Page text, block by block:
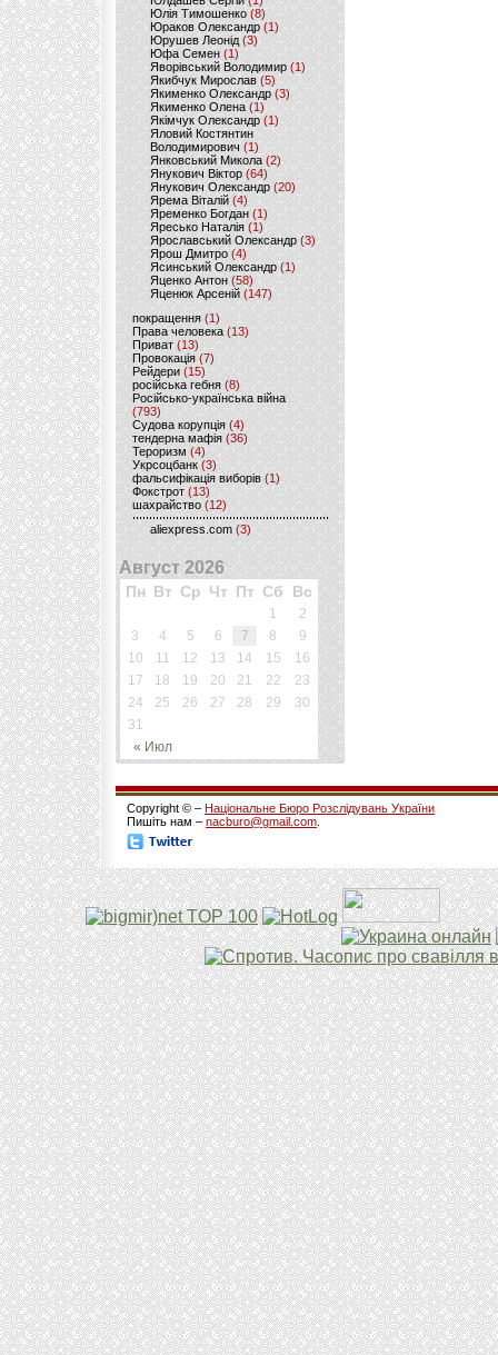
Юлія Тимошенко (8)
Юраков Олександр (1)
Юрушев Леонід (3)
Юфа Семен (1)
Яворівський Володимир (1)
Якибчук Мирослав (5)
Якименко Олександр (3)
Якименко Олена(1)
Якімчук Олександр (1)
Яловий Костянтин
Володимирович (1)
Янковський Микола(2)
Янукович Віктор (64)
Янукович Олександр(20)
Ярема Віталій(4)
Яременко Богдан(1)
Яресько Наталія(1)
Ярославський Олександр (3)
Ярош Дмитро (4)
Ясинський Олександр (1)
Яценко Антон(58)
Яценюк Арсеній (147)
покращення (1)
Права человека(13)
Приват (13)
Провокація (7)
Рейдери (15)
російська гебня (8)
Російсько-українська війна
(793)
Судова корупція (4)
тендерна мафія (36)
Тероризм (4)
Укрсоцбанк (3)
фальсифікація виборів (1)
Фокстрот(13)
шахрайство (12)
aliexpress.com (3)
Август 2026
Пн Вт Ср Чт Пт Сб Вс
« Июл
1
2
3
4 5 6 7 8
9
10
11 12 13 14 15
16
17
18 19 20 21 22
23
24
25 26 27 28 29
30
31
Copyright © – Національне Бюро Розслідувань України
Пишіть нам – nacburo@gmail.com